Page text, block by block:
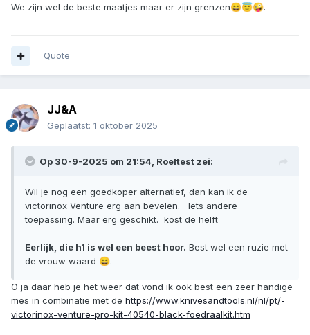
We zijn wel de beste maatjes maar er zijn grenzen😄😇🤪.
Quote
JJ&A
Geplaatst: 1 oktober 2025
Op 30-9-2025 om 21:54, Roeltest zei:
Wil je nog een goedkoper alternatief, dan kan ik de
victorinox Venture erg aan bevelen. Iets andere
toepassing. Maar erg geschikt. kost de helft
Eerlijk, die h1 is wel een beest hoor. Best wel een ruzie met
de vrouw waard 😄.
O ja daar heb je het weer dat vond ik ook best een zeer handige
mes in combinatie met de https://www.knivesandtools.nl/nl/pt/-
victorinox-venture-pro-kit-40540-black-foedraalkit.htm